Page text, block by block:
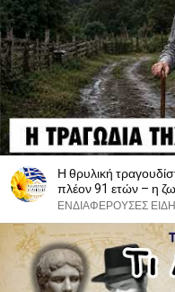
Η θρυλική
πλέον 91 ετών – η
ΕΝΔΙΑΦΕΡΟΥΣΕΣ